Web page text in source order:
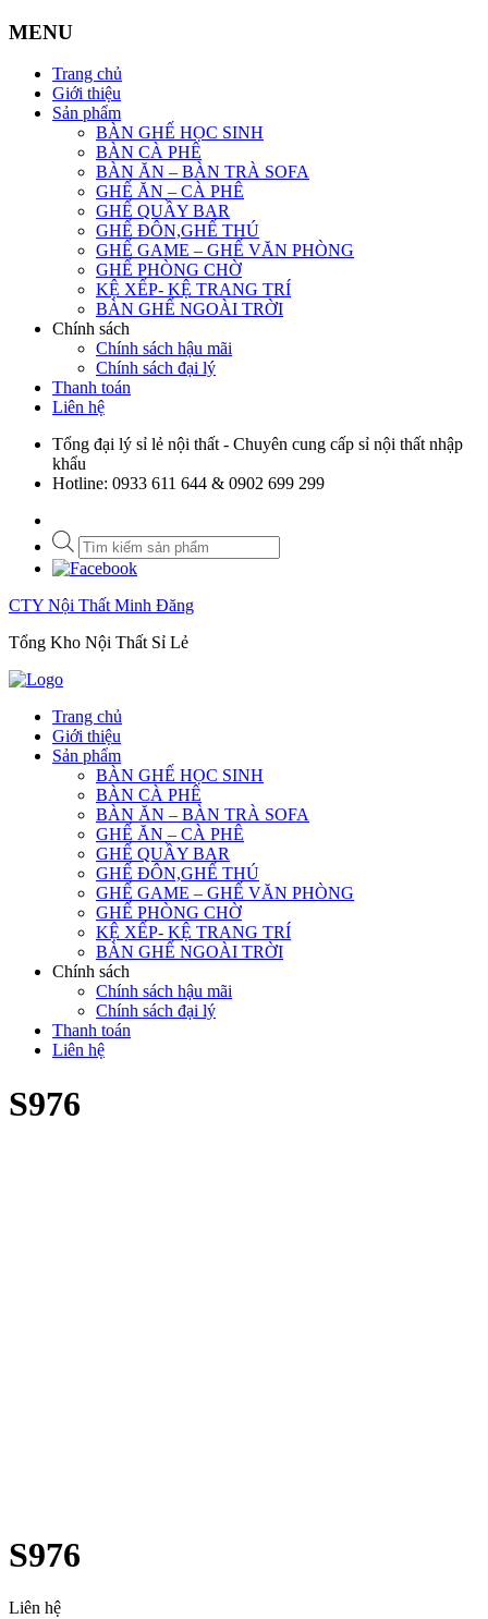
MENU
Trang chủ
Giới thiệu
Sản phẩm
BÀN GHẾ HỌC SINH
BÀN CÀ PHÊ
BÀN ĂN – BÀN TRÀ SOFA
GHẾ ĂN – CÀ PHÊ
GHẾ QUẦY BAR
GHẾ ĐÔN,GHẾ THÚ
GHẾ GAME – GHẾ VĂN PHÒNG
GHẾ PHÒNG CHỜ
KỆ XẾP- KỆ TRANG TRÍ
BÀN GHẾ NGOÀI TRỜI
Chính sách
Chính sách hậu mãi
Chính sách đại lý
Thanh toán
Liên hệ
Tổng đại lý sỉ lẻ nội thất - Chuyên cung cấp sỉ nội thất nhập
khẩu
Hotline: 0933 611 644 & 0902 699 299
Tìm
kiếm
sản
phẩm
CTY Nội Thất Minh Đăng
Tổng Kho Nội Thất Sỉ Lẻ
Trang chủ
Giới thiệu
Sản phẩm
BÀN GHẾ HỌC SINH
BÀN CÀ PHÊ
BÀN ĂN – BÀN TRÀ SOFA
GHẾ ĂN – CÀ PHÊ
GHẾ QUẦY BAR
GHẾ ĐÔN,GHẾ THÚ
GHẾ GAME – GHẾ VĂN PHÒNG
GHẾ PHÒNG CHỜ
KỆ XẾP- KỆ TRANG TRÍ
BÀN GHẾ NGOÀI TRỜI
Chính sách
Chính sách hậu mãi
Chính sách đại lý
Thanh toán
Liên hệ
S976
S976
Liên hệ